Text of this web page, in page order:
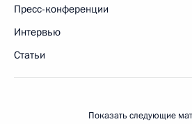
Пресс-конференции
Интервью
Статьи
Показать следующие